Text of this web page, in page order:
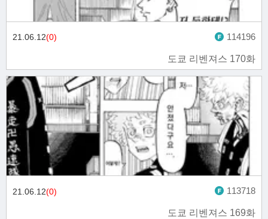
도쿄 리벤져스 170화
21.06.12(0) 114196
도쿄 리벤져스 169화
21.06.12(0) 113718